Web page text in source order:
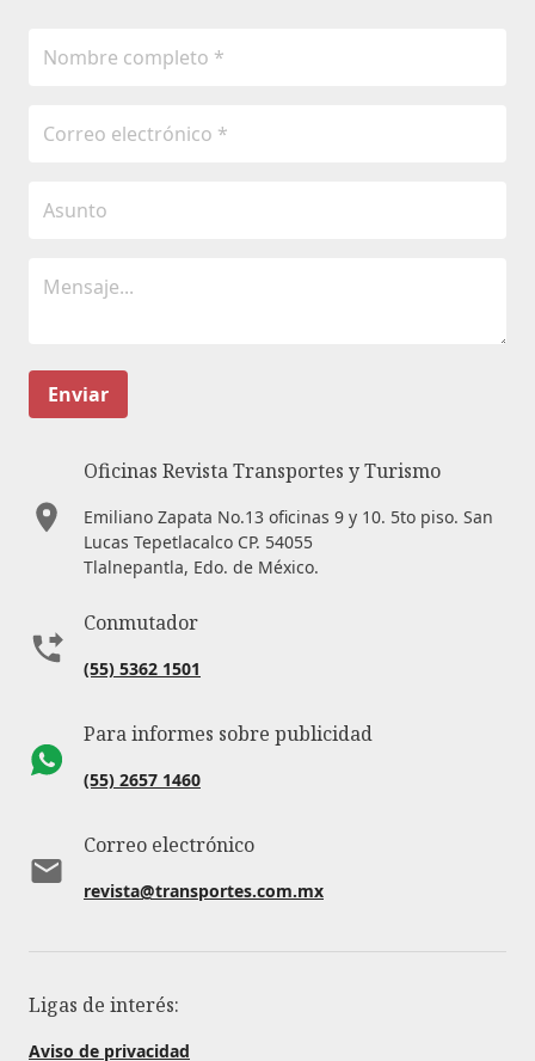
Enviar
Oficinas Revista Transportes y Turismo
Emiliano Zapata No.13 oficinas 9 y 10. 5to piso. San
Lucas Tepetlacalco CP. 54055
Tlalnepantla, Edo. de México.
Conmutador
(55) 5362 1501
Para informes sobre publicidad
(55) 2657 1460
Correo electrónico
revista@transportes.com.mx
Ligas de interés:
Aviso de privacidad